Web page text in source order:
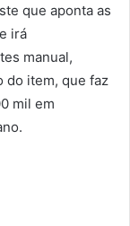
que aponta as
irá
manual,
do item, que faz
mil em